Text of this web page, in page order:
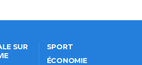
SUR
SPORT
ÉCONOMIE